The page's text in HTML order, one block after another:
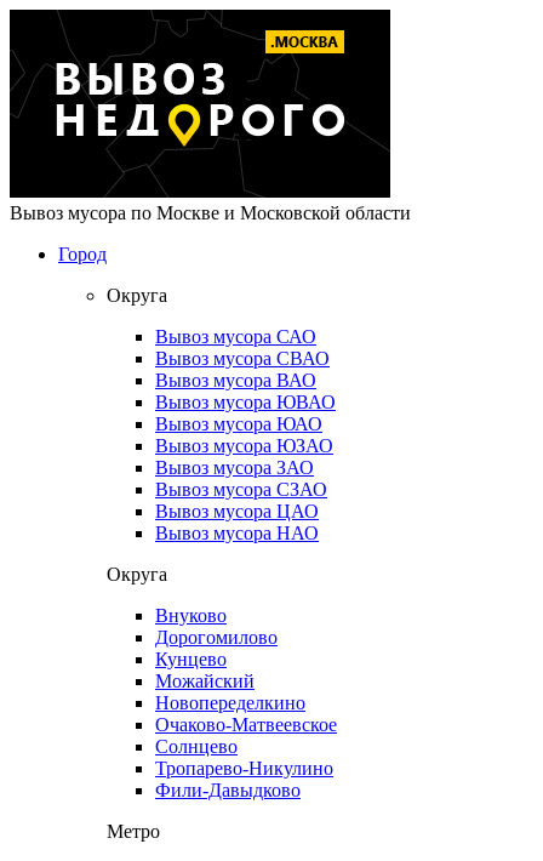
Вывоз мусора по Москве и Московской области
Город
Округа
Вывоз мусора САО
Вывоз мусора СВАО
Вывоз мусора ВАО
Вывоз мусора ЮВАО
Вывоз мусора ЮАО
Вывоз мусора ЮЗАО
Вывоз мусора ЗАО
Вывоз мусора СЗАО
Вывоз мусора ЦАО
Вывоз мусора НАО
Округа
Внуково
Дорогомилово
Кунцево
Можайский
Новопеределкино
Очаково-Матвеевское
Солнцево
Тропарево-Никулино
Фили-Давыдково
Метро